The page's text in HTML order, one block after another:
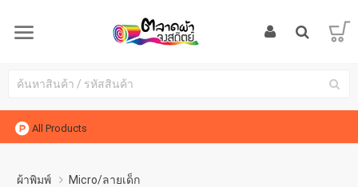
All Products
ผ้าพิมพ์ Micro/ลายเด็ก